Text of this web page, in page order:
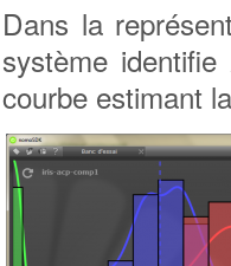
Dans la
système
courbe estimant